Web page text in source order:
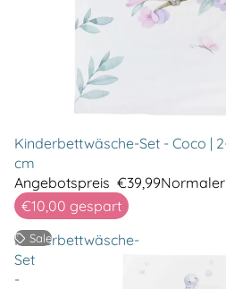
Kinderbettwäsche-Set - Coco |
cm
Angebotspreis €39,99Normaler
€10,00 gespart
Kinderbettwäsche-
Set
-
Sale